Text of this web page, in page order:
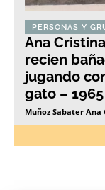
PERSONAS Y
Ana Cristina
recien
jugando
gato – 1965
Muñoz Sabater Ana